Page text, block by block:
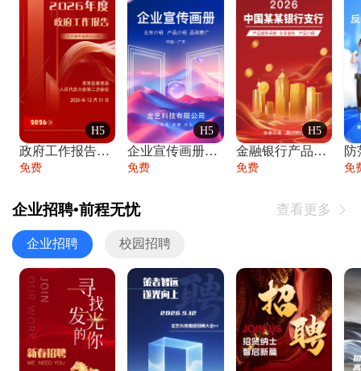
H5
政府工作报告政府年终工作总结
免费
H5
企业宣传画册公司简介产品介绍业务宣传手册
免费
H5
金融银行产品宣传手册企业宣传产品介绍
免费
防
免
企业招聘•前程无忧 查看更多 
企业招聘 校园招聘